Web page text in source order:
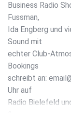
Business Radio
Fussman,
Ida Engberg und
Sound mit
echter Club-
Bookings
schreibt an:
Uhr auf
Radio Bielefeld